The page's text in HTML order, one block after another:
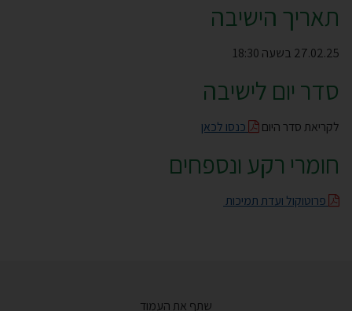
תאריך הישיבה
27.02.25 בשעה 18:30
סדר יום לישיבה
לקריאת סדר היום כנסו לכאן
חומרי רקע ונספחים
פרוטוקול ועדת תמיכות
שתף את העמוד